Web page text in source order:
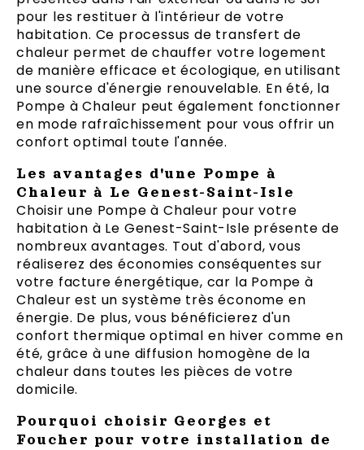
pour les restituer à l'intérieur de votre
habitation. Ce processus de transfert de
chaleur permet de chauffer votre logement
de manière efficace et écologique, en utilisant
une source d'énergie renouvelable. En été, la
Pompe à Chaleur peut également fonctionner
en mode rafraîchissement pour vous offrir un
confort optimal toute l'année.
Les avantages d'une Pompe à
Chaleur à Le Genest-Saint-Isle
Choisir une Pompe à Chaleur pour votre
habitation à Le Genest-Saint-Isle présente de
nombreux avantages. Tout d'abord, vous
réaliserez des économies conséquentes sur
votre facture énergétique, car la Pompe à
Chaleur est un système très économe en
énergie. De plus, vous bénéficierez d'un
confort thermique optimal en hiver comme en
été, grâce à une diffusion homogène de la
chaleur dans toutes les pièces de votre
domicile.
Pourquoi choisir Georges et
Foucher pour votre installation de